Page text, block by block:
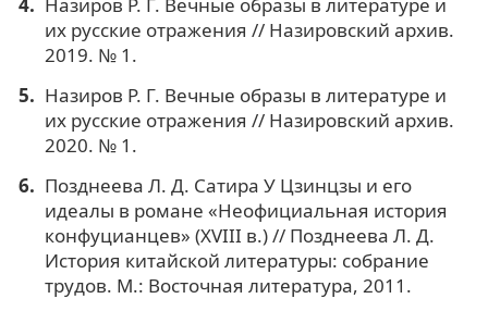
их русские отражения // Назировский архив.
2019. № 1.
Назиров Р. Г. Вечные образы в литературе и
их русские отражения // Назировский архив.
2020. № 1.
Позднеева Л. Д. Сатира У Цзинцзы и его
идеалы в романе «Неофициальная история
конфуцианцев» (XVIII в.) // Позднеева Л. Д.
История китайской литературы: собрание
трудов. М.: Восточная литература, 2011.